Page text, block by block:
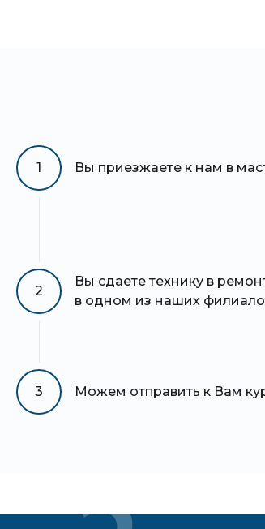
1 Вы приезжаете к нам в
2
Вы сдаете технику в
в одном из наших
3 Можем отправить к Вам